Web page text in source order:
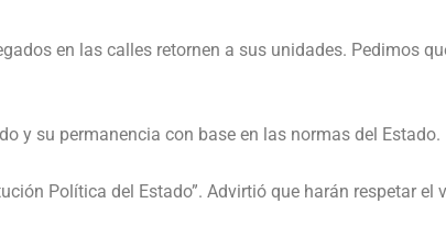
en las calles retornen a sus unidades. Pedimos
y su permanencia con base en las normas del Estado.
Política del Estado”. Advirtió que harán respetar el